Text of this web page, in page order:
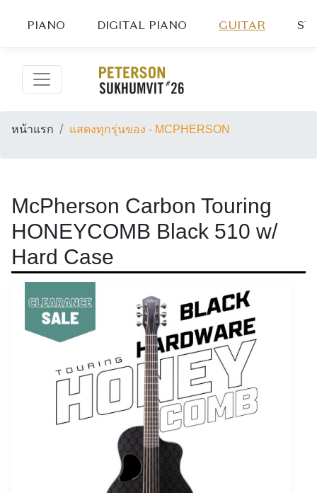
PIANO DIGITAL PIANO GUITAR
หน้าแรก แสดงทุกรุ่นของ - MCPHERSON
McPherson Carbon Touring
HONEYCOMB Black 510 w/
Hard Case